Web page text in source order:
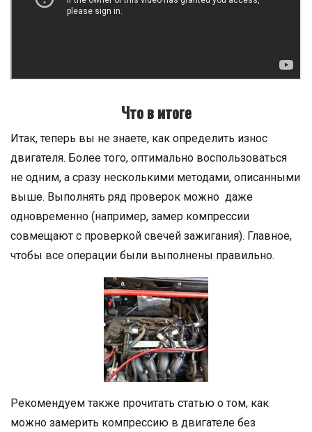
Что в итоге
Итак, теперь вы не знаете, как определить износ
двигателя. Более того, оптимально воспользоваться
не одним, а сразу несколькими методами, описанными
выше. Выполнять ряд проверок можно даже
одновременно (например, замер компрессии
совмещают с проверкой свечей зажигания). Главное,
чтобы все операции были выполнены правильно.
Рекомендуем также прочитать статью о том, как
можно замерить компрессию в двигателе без